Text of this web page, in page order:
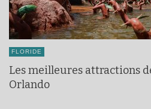
FLORIDE
Les meilleures attractions
Orlando